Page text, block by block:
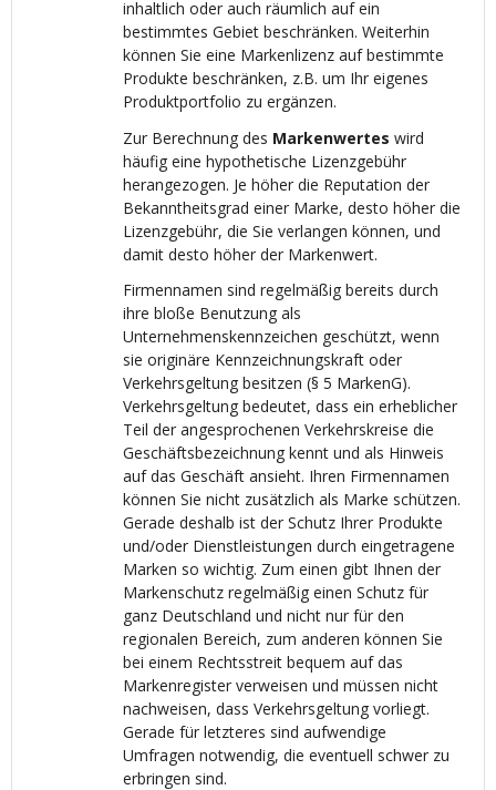
inhaltlich oder auch räumlich auf ein
bestimmtes Gebiet beschränken. Weiterhin
können Sie eine Markenlizenz auf bestimmte
Produkte beschränken, z.B. um Ihr eigenes
Produktportfolio zu ergänzen.
Zur Berechnung des Markenwertes wird
häufig eine hypothetische Lizenzgebühr
herangezogen. Je höher die Reputation der
Bekanntheitsgrad einer Marke, desto höher die
Lizenzgebühr, die Sie verlangen können, und
damit desto höher der Markenwert.
Firmennamen sind regelmäßig bereits durch
ihre bloße Benutzung als
Unternehmenskennzeichen geschützt, wenn
sie originäre Kennzeichnungskraft oder
Verkehrsgeltung besitzen (§ 5 MarkenG).
Verkehrsgeltung bedeutet, dass ein erheblicher
Teil der angesprochenen Verkehrskreise die
Geschäftsbezeichnung kennt und als Hinweis
auf das Geschäft ansieht. Ihren Firmennamen
können Sie nicht zusätzlich als Marke schützen.
Gerade deshalb ist der Schutz Ihrer Produkte
und/oder Dienstleistungen durch eingetragene
Marken so wichtig. Zum einen gibt Ihnen der
Markenschutz regelmäßig einen Schutz für
ganz Deutschland und nicht nur für den
regionalen Bereich, zum anderen können Sie
bei einem Rechtsstreit bequem auf das
Markenregister verweisen und müssen nicht
nachweisen, dass Verkehrsgeltung vorliegt.
Gerade für letzteres sind aufwendige
Umfragen notwendig, die eventuell schwer zu
erbringen sind.